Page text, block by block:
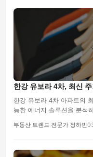
한강 유보라 4차, 최신
한강 유보라 4차 아파트의
능한 에너지 솔루션을 분석
부동산 트렌드 전문가 정하빈